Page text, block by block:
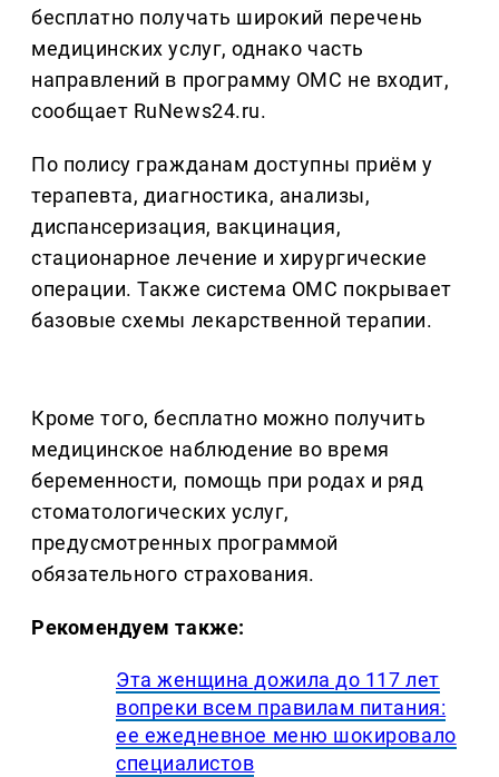
бесплатно получать широкий перечень
медицинских услуг, однако часть
направлений в программу ОМС не входит,
сообщает RuNews24.ru.
По полису гражданам доступны приём у
терапевта, диагностика, анализы,
диспансеризация, вакцинация,
стационарное лечение и хирургические
операции. Также система ОМС покрывает
базовые схемы лекарственной терапии.
Кроме того, бесплатно можно получить
медицинское наблюдение во время
беременности, помощь при родах и ряд
стоматологических услуг,
предусмотренных программой
обязательного страхования.
Рекомендуем также:
Эта женщина дожила до 117 лет
вопреки всем правилам питания:
ее ежедневное меню шокировало
специалистов